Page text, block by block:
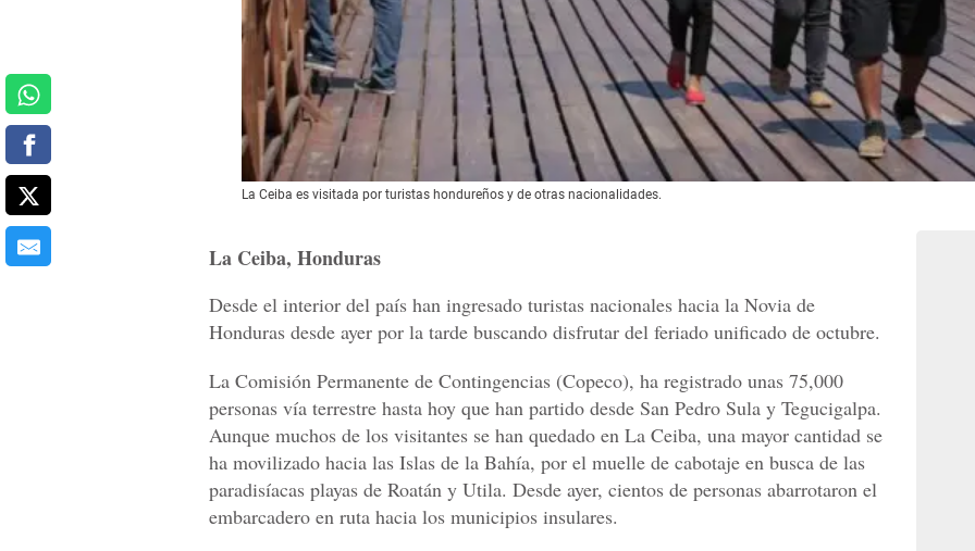
La Ceiba es visitada por turistas hondureños y de otras nacionalidades.
La Ceiba, Honduras
Desde el interior del país han ingresado turistas nacionales hacia la Novia de
Honduras desde ayer por la tarde buscando disfrutar del feriado unificado de octubre.
La Comisión Permanente de Contingencias (Copeco), ha registrado unas 75,000
personas vía terrestre hasta hoy que han partido desde San Pedro Sula y Tegucigalpa.
Aunque muchos de los visitantes se han quedado en La Ceiba, una mayor cantidad se
ha movilizado hacia las Islas de la Bahía, por el muelle de cabotaje en busca de las
paradisíacas playas de Roatán y Utila. Desde ayer, cientos de personas abarrotaron el
embarcadero en ruta hacia los municipios insulares.